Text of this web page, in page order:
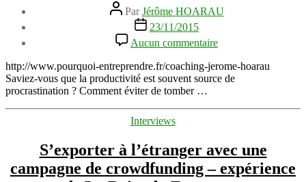
Auteur
de
l’article
ParJérôme HOARAU
Date
l’article
23/11/2015
Aucun commentaire
Efficience
et
Efficacité
et
http://www.pourquoi-entreprendre.fr/coaching-jerome-hoarau
Saviez-vous que la productivité est souvent source de
procrastination ? Comment éviter de tomber …
Catégories
Interviews
S’exporter à l’étranger avec une
campagne de crowdfunding – expérience